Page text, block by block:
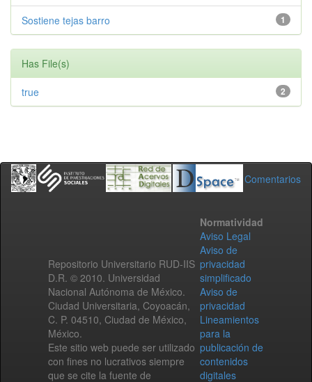
1
Sostiene tejas barro
Has File(s)
2
true
Comentarios
Repositorio Universitario RUD-IIS
D.R. © 2010. Universidad
Nacional Autónoma de México.
Ciudad Universitaria, Coyoacán,
C. P. 04510, Ciudad de México,
México.
Este sitio web puede ser utilizado
con fines no lucrativos siempre
que se cite la fuente de
Normatividad
Aviso Legal
Aviso de
privacidad
simplificado
Aviso de
privacidad
Lineamientos
para la
publicación de
contenidos
digitales